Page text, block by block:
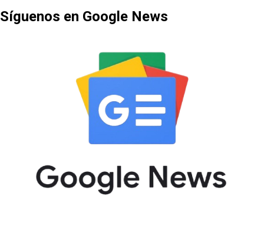
Síguenos en Google News